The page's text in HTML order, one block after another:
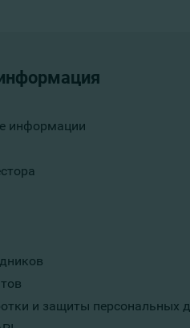
информации
и защиты персональных